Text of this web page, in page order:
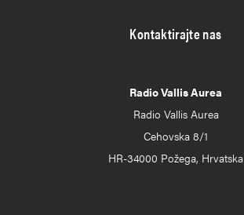
Kontaktirajte nas
Radio Vallis Aurea
Radio Vallis Aurea
Cehovska 8/1
HR-34000 Požega, Hrvatska